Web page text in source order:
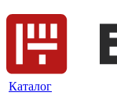
Каталог